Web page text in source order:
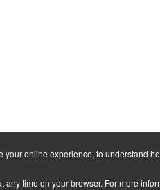
your online experience, to understand
any time on your browser. For more